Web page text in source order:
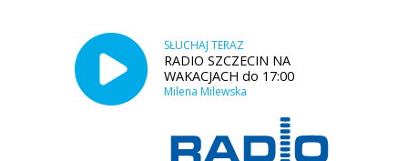
SŁUCHAJ TERAZ
RADIO SZCZECIN NA
WAKACJACH do 17:00
Milena Milewska